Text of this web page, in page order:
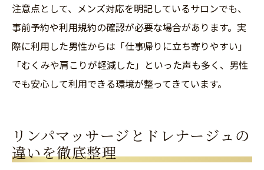
注意点として、メンズ対応を明記しているサロンでも、
事前予約や利用規約の確認が必要な場合があります。実
際に利用した男性からは「仕事帰りに立ち寄りやすい」
「むくみや肩こりが軽減した」といった声も多く、男性
でも安心して利用できる環境が整ってきています。
リンパマッサージとドレナージュの
違いを徹底整理